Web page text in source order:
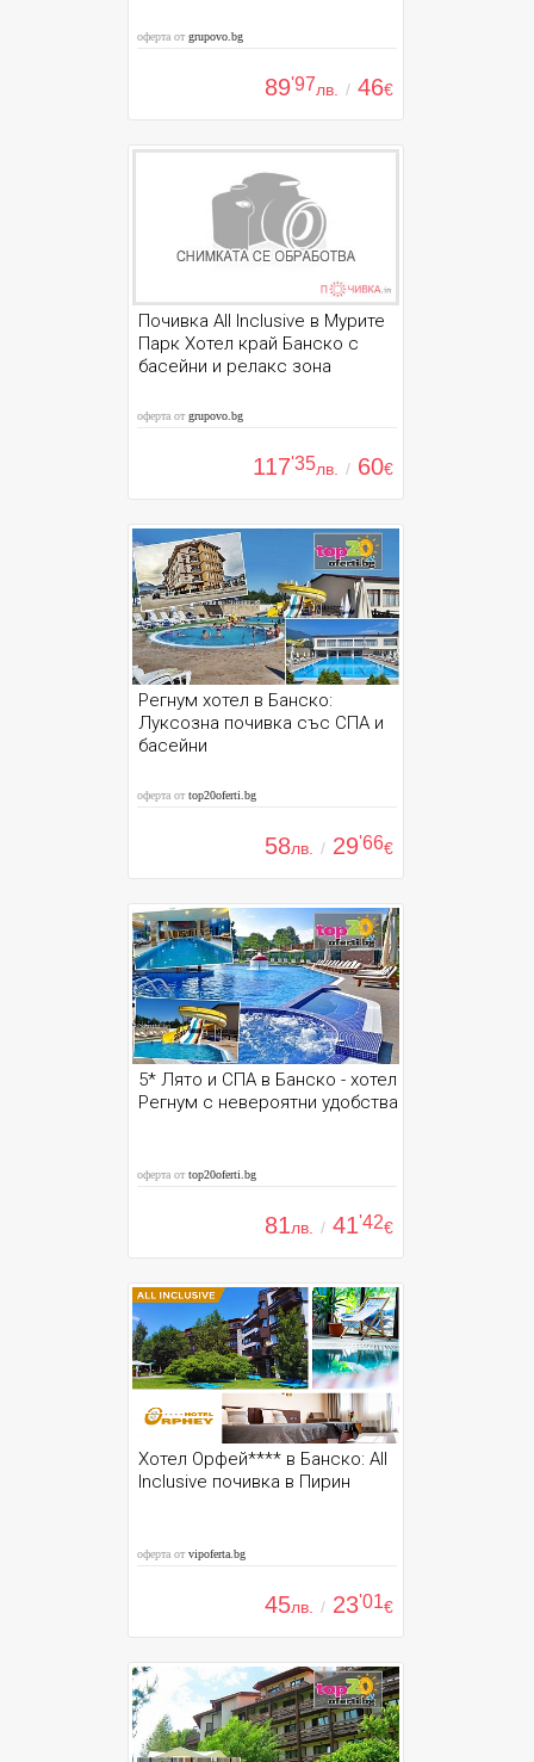
оферта отgrupovo.bg
89'97лв. / 46€
Почивка All Inclusive в Мурите
Парк Хотел край Банско с
басейни и релакс зона
оферта отgrupovo.bg
117'35лв. / 60€
Регнум хотел в Банско:
Луксозна почивка със СПА и
басейни
оферта отtop20oferti.bg
58лв. / 29'66€
5* Лято и СПА в Банско - хотел
Регнум с невероятни удобства
оферта отtop20oferti.bg
81лв. / 41'42€
Хотел Орфей**** в Банско: All
Inclusive почивка в Пирин
оферта отvipoferta.bg
45лв. / 23'01€